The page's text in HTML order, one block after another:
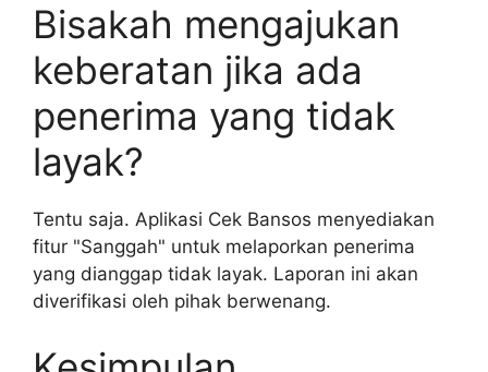
Bisakah mengajukan
keberatan jika ada
penerima yang tidak
layak?
Tentu saja. Aplikasi Cek Bansos menyediakan
fitur "Sanggah" untuk melaporkan penerima
yang dianggap tidak layak. Laporan ini akan
diverifikasi oleh pihak berwenang.